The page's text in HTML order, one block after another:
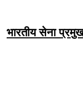
भारतीय सेना